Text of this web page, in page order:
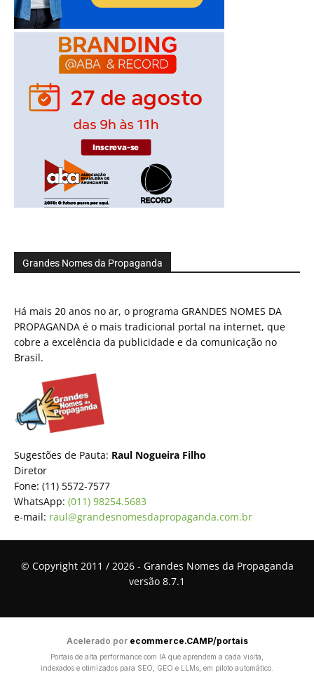
Grandes Nomes da Propaganda
Há mais 20 anos no ar, o programa GRANDES NOMES DA
PROPAGANDA é o mais tradicional portal na internet, que
cobre a excelência da publicidade e da comunicação no
Brasil.
Sugestões de Pauta: Raul Nogueira Filho
Diretor
Fone: (11) 5572-7577
WhatsApp: (011) 98254.5683
e-mail: raul@grandesnomesdapropaganda.com.br
© Copyright 2011 / 2026 - Grandes Nomes da Propaganda
versão 8.7.1
Acelerado por ecommerce.CAMP/portais
Portais de alta performance com IA que aprendem a cada visita,
indexados e otimizados para SEO, GEO e LLMs, em piloto automático.